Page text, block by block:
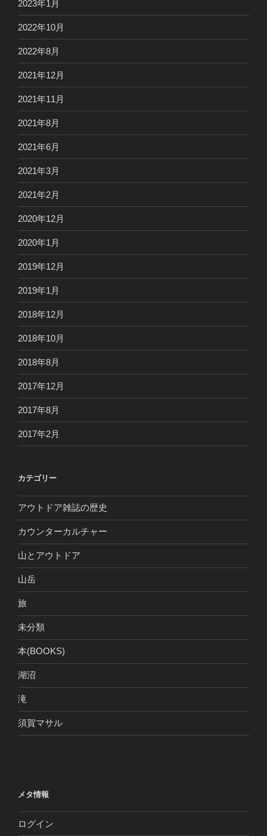
2023年1月
2022年10月
2022年8月
2021年12月
2021年11月
2021年8月
2021年6月
2021年3月
2021年2月
2020年12月
2020年1月
2019年12月
2019年1月
2018年12月
2018年10月
2018年8月
2017年12月
2017年8月
2017年2月
カテゴリー
アウトドア雑誌の歴史
カウンターカルチャー
山とアウトドア
山岳
旅
未分類
本(BOOKS)
湖沼
滝
須賀マサル
メタ情報
ログイン